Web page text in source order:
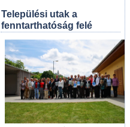
Települési utak a
fenntarthatóság felé